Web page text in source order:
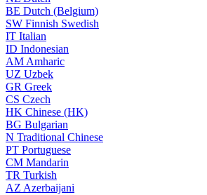
BE Dutch (Belgium)
SW Finnish Swedish
IT Italian
ID Indonesian
AM Amharic
UZ Uzbek
GR Greek
CS Czech
HK Chinese (HK)
BG Bulgarian
N Traditional Chinese
PT Portuguese
CM Mandarin
TR Turkish
AZ Azerbaijani